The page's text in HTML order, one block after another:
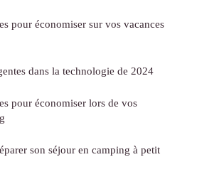
pour économiser sur vos vacances
dans la technologie de 2024
pour économiser lors de vos
son séjour en camping à petit